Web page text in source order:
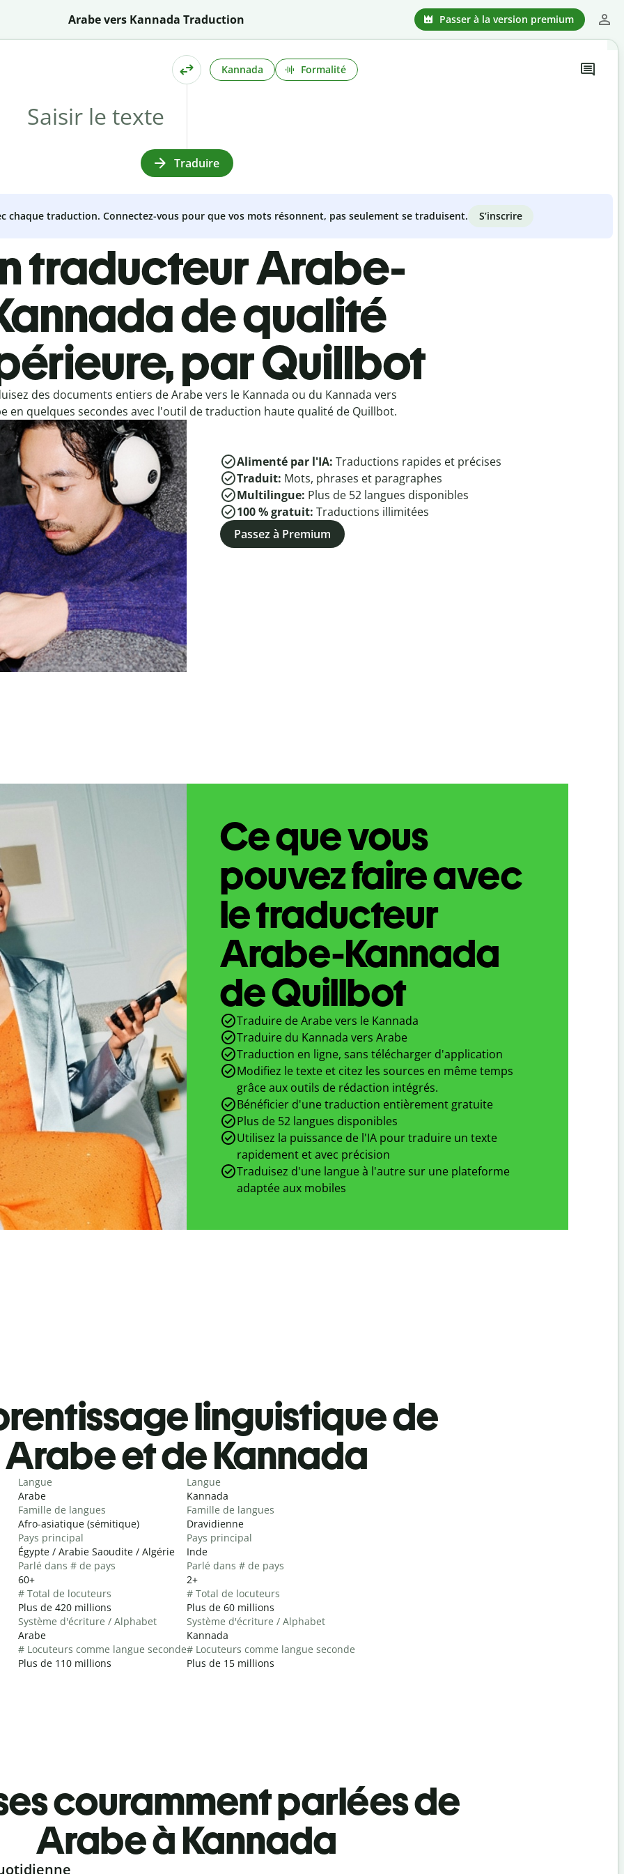
Arabe vers Kannada Traduction Passer à la version premium
Kannada Formalité
Traduire
chaque traduction. Connectez-vous pour que vos mots résonnent, pas seulement se traduisent. S’inscrire
traducteur Arabe-
de qualité
par Quillbot
des documents entiers de Arabe vers le Kannada ou du Kannada vers
en quelques secondes avec l'outil de traduction haute qualité de Quillbot.
Alimenté par l'IA: Traductions rapides et précises
Traduit: Mots, phrases et paragraphes
Multilingue: Plus de 52 langues disponibles
100 % gratuit: Traductions illimitées
Passez à Premium
Ce que vous
pouvez faire avec
le traducteur
Arabe-Kannada
de Quillbot
Traduire de Arabe vers le Kannada
Traduire du Kannada vers Arabe
Traduction en ligne, sans télécharger d'application
Modifiez le texte et citez les sources en même temps
grâce aux outils de rédaction intégrés.
Bénéficier d'une traduction entièrement gratuite
Plus de 52 langues disponibles
Utilisez la puissance de l'IA pour traduire un texte
rapidement et avec précision
Traduisez d'une langue à l'autre sur une plateforme
adaptée aux mobiles
linguistique de
Arabe et de Kannada
Langue
Arabe
Famille de langues
Afro-asiatique (sémitique)
Pays principal
Égypte / Arabie Saoudite / Algérie
Parlé dans # de pays
60+
# Total de locuteurs
Plus de 420 millions
Système d'écriture / Alphabet
Arabe
# Locuteurs comme langue seconde
Plus de 110 millions
Langue
Kannada
Famille de langues
Dravidienne
Pays principal
Inde
Parlé dans # de pays
2+
# Total de locuteurs
Plus de 60 millions
Système d'écriture / Alphabet
Kannada
# Locuteurs comme langue seconde
Plus de 15 millions
couramment parlées de
Arabe à Kannada